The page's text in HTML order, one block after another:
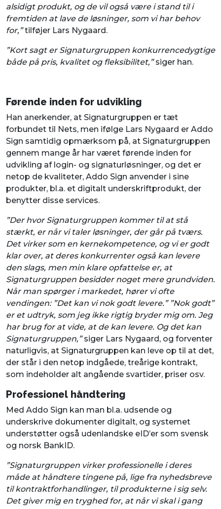
alsidigt produkt, og de vil også være i stand til i
fremtiden at lave de løsninger, som vi har behov
for,”tilføjer Lars Nygaard.
”Kort sagt er Signaturgruppen konkurrencedygtige
både på pris, kvalitet og fleksibilitet,”siger han.
Førende inden for udvikling
Han anerkender, at Signaturgruppen er tæt
forbundet til Nets, men ifølge Lars Nygaard er Addo
Sign samtidig opmærksom på, at Signaturgruppen
gennem mange år har været førende inden for
udvikling af login- og signaturløsninger, og det er
netop de kvaliteter, Addo Sign anvender i sine
produkter, bl.a. et digitalt underskriftprodukt, der
benytter disse services.
”Der hvor Signaturgruppen kommer til at stå
stærkt, er når vi taler løsninger, der går på tværs.
Det virker som en kernekompetence, og vi er godt
klar over, at deres konkurrenter også kan levere
den slags, men min klare opfattelse er, at
Signaturgruppen besidder noget mere grundviden.
Når man spørger i markedet, hører vi ofte
vendingen: ”Det kan vi nok godt levere.” ”Nok godt”
er et udtryk, som jeg ikke rigtig bryder mig om. Jeg
har brug for at vide, at de kan levere. Og det kan
Signaturgruppen,”siger Lars Nygaard, og forventer
naturligvis, at Signaturgruppen kan leve op til at det,
der står i den netop indgåede, treårige kontrakt,
som indeholder alt angående svartider, priser osv.
Professionel håndtering
Med Addo Sign kan man bl.a. udsende og
underskrive dokumenter digitalt, og systemet
understøtter også udenlandske eID’er som svensk
og norsk BankID.
”Signaturgruppen virker professionelle i deres
måde at håndtere tingene på, lige fra nyhedsbreve
til kontraktforhandlinger, til produkterne i sig selv.
Det giver mig en tryghed for, at når vi skal i gang